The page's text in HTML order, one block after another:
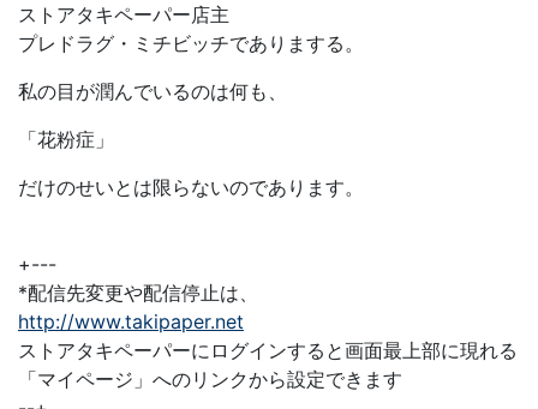
ストアタキペーパー店主
プレドラグ・ミチビッチでありまする。
私の目が潤んでいるのは何も、
「花粉症」
だけのせいとは限らないのであります。
+---
*配信先変更や配信停止は、
http://www.takipaper.net
ストアタキペーパーにログインすると画面最上部に現れる
「マイページ」へのリンクから設定できます